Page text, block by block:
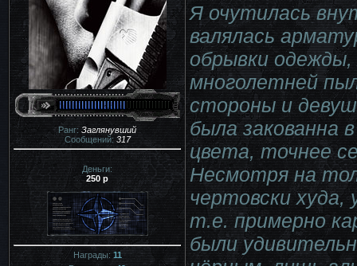
Ранг:Заглянувший
Сообщений:317
Деньги:
250 р
Награды: 11
Я очутилась
валялась
обрывки
многолетней
стороны и
была закованна
цвета, точнее
Несмотря на
чертовски худа,
т.е. примерно
были